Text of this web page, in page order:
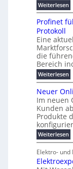
n
i
g
r
B
ü
r
o
k
a
t
i
e
e
l
ö
u
n
g
e
n
h
a
t
l
e
i
s
t
e
n
p
e
E
t
h
e
r
c
a
t
P
l
u
F
e
i
z
i
e
t
e
r
e
s
K
a
b
e
l
m
a
n
g
e
n
ü
b
e
2
0
%
i
e
r
s
e
n
H
a
l
b
a
h
e
h
a
s
w
i
r
d
e
e
W
a
g
o
-
C
E
Weiterlesen:
1
6
W
i
n
k
e
l
s
t
e
c
k
e
r
ü
S
t
Profinet
Protokoll
Eine
die
Bereich
Weiterlesen:
P
r
o
i
n
e
t
f
ü
h
r
e
Neuer
Im neuen
Kunden
Produkte
Weiterlesen:
N
e
u
e
Elektro-